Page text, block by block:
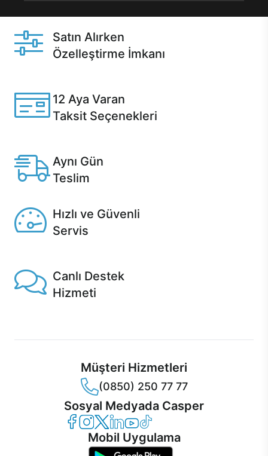
Satın Alırken
Özelleştirme İmkanı
12 Aya Varan
Taksit Seçenekleri
Aynı Gün
Teslim
Hızlı ve Güvenli
Servis
Canlı Destek
Hizmeti
Müşteri Hizmetleri
(0850) 250 77 77
Sosyal Medyada Casper
Casper Facebook
Casper Instagram
Casper Twitter
Casper LinkedIn
Casper YouTube
Casper TikTok
Mobil Uygulama